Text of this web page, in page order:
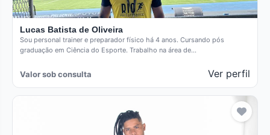
Lucas Batista de Oliveira
Sou personal trainer e preparador físico há 4 anos. Cursando pós
graduação em Ciência do Esporte. Trabalho na área de…
Valor sob consulta Ver perfil